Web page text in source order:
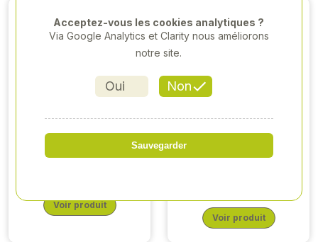
HUILE HC-F100
Voir produit
HUILE HYD-HV46
FUT 210L
Voir produit
Oui Non
Acceptez-vous les cookies analytiques ?
Via Google Analytics et Clarity nous améliorons
notre site.
Sauvegarder